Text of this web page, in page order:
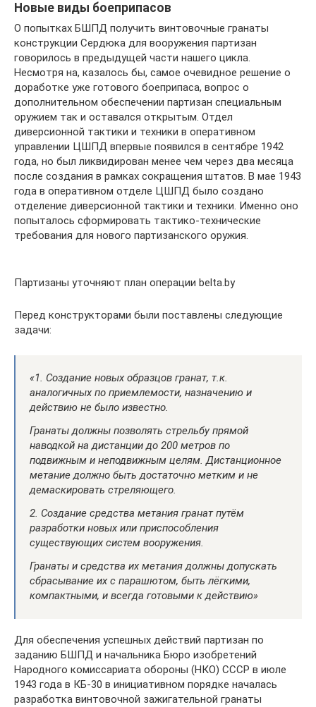
Новые виды боеприпасов
О попытках БШПД получить винтовочные гранаты
конструкции Сердюка для вооружения партизан
говорилось в предыдущей части нашего цикла.
Несмотря на, казалось бы, самое очевидное решение о
доработке уже готового боеприпаса, вопрос о
дополнительном обеспечении партизан специальным
оружием так и оставался открытым. Отдел
диверсионной тактики и техники в оперативном
управлении ЦШПД впервые появился в сентябре 1942
года, но был ликвидирован менее чем через два месяца
после создания в рамках сокращения штатов. В мае 1943
года в оперативном отделе ЦШПД было создано
отделение диверсионной тактики и техники. Именно оно
попыталось сформировать тактико-технические
требования для нового партизанского оружия.
Партизаны уточняют план операции belta.by
Перед конструкторами были поставлены следующие
задачи:
«1. Создание новых образцов гранат, т.к.
аналогичных по приемлемости, назначению и
действию не было известно.
Гранаты должны позволять стрельбу прямой
наводкой на дистанции до 200 метров по
подвижным и неподвижным целям. Дистанционное
метание должно быть достаточно метким и не
демаскировать стреляющего.
2. Создание средства метания гранат путём
разработки новых или приспособления
существующих систем вооружения.
Гранаты и средства их метания должны допускать
сбрасывание их с парашютом, быть лёгкими,
компактными, и всегда готовыми к действию»
Для обеспечения успешных действий партизан по
заданию БШПД и начальника Бюро изобретений
Народного комиссариата обороны (НКО) СССР в июле
1943 года в КБ-30 в инициативном порядке началась
разработка винтовочной зажигательной гранаты